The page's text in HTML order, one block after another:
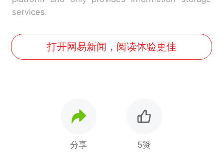
services.
打开网易新闻，阅读体验更佳
分享 5赞